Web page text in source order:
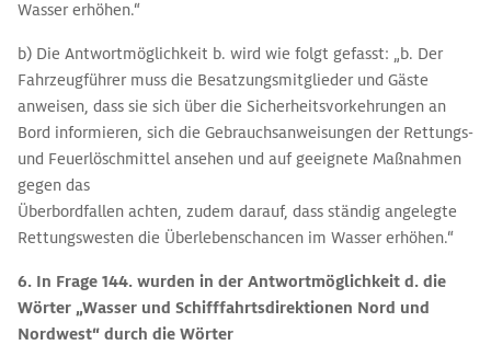
Wasser erhöhen.“
b) Die Antwortmöglichkeit b. wird wie folgt gefasst: „b. Der
Fahrzeugführer muss die Besatzungsmitglieder und Gäste
anweisen, dass sie sich über die Sicherheitsvorkehrungen an
Bord informieren, sich die Gebrauchsanweisungen der Rettungs-
und Feuerlöschmittel ansehen und auf geeignete Maßnahmen
gegen das
Überbordfallen achten, zudem darauf, dass ständig angelegte
Rettungswesten die Überlebenschancen im Wasser erhöhen.“
6. In Frage 144. wurden in der Antwortmöglichkeit d. die
Wörter „Wasser und Schifffahrtsdirektionen Nord und
Nordwest“ durch die Wörter